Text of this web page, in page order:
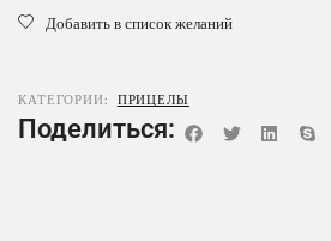
Добавить в список желаний
КАТЕГОРИИ: ПРИЦЕЛЫ
Поделиться: